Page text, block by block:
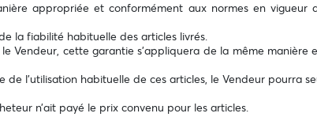
appropriée et conformément aux normes en
la fiabilité habituelle des articles livrés.
Vendeur, cette garantie s'appliquera de la même manière
de l'utilisation habituelle de ces articles, le Vendeur pourra
n’ait payé le prix convenu pour les articles.